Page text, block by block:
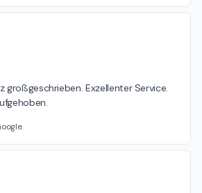
großgeschrieben. Exzellenter Service.